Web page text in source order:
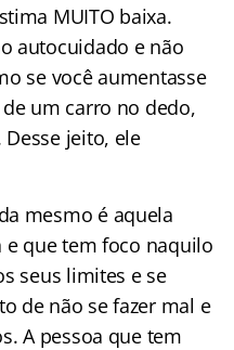
MUITO baixa.
autocuidado e não
se você aumentasse
um carro no dedo,
jeito, ele
mesmo é aquela
que tem foco naquilo
seus limites e se
de não se fazer mal e
A pessoa que tem